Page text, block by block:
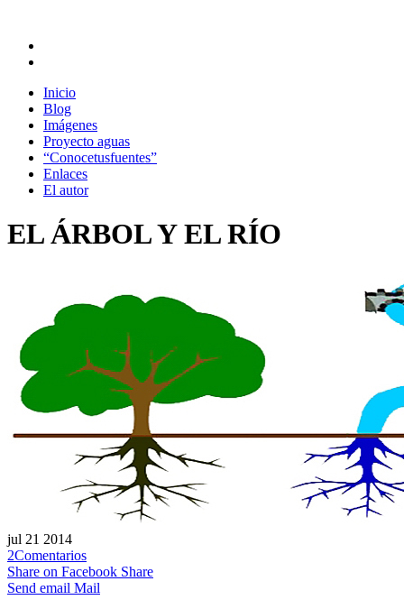
Inicio
Blog
Imágenes
Proyecto aguas
“Conocetusfuentes”
Enlaces
El autor
EL ÁRBOL Y EL RÍO
jul 21 2014
2Comentarios
Share on Facebook Share
Send email Mail